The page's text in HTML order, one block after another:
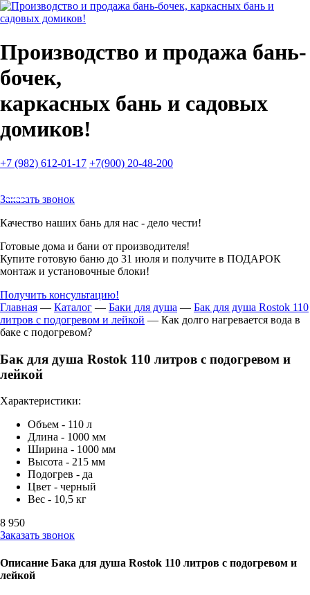
Производство и продажа бань-
бочек,
каркасных бань и садовых
домиков!
+7 (982) 612-01-17 +7(900) 20-48-200
Заказать звонок
Качество наших бань для нас - дело чести!
Готовые дома и бани от производителя!
Купите готовую баню до 31 июля и получите в ПОДАРОК
монтаж и установочные блоки!
Получить консультацию!
Главная — Каталог — Баки для душа — Бак для душа Rostok 110
литров с подогревом и лейкой — Как долго нагревается вода в
баке с подогревом?
Бак для душа Rostok 110 литров с подогревом и
лейкой
Характеристики:
Объем - 110 л
Длина - 1000 мм
Ширина - 1000 мм
Высота - 215 мм
Подогрев - да
Цвет - черный
Вес - 10,5 кг
8 950
Заказать звонок
Описание Бака для душа Rostok 110 литров с подогревом и
лейкой